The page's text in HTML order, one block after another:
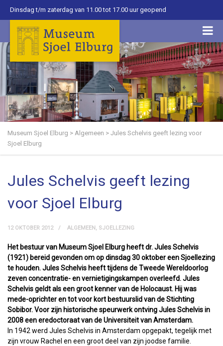
Dinsdag t/m zaterdag van 11.00 tot 17.00 uur geopend
Museum Sjoel Elburg > Algemeen > Jules Schelvis geeft lezing voor
Sjoel Elburg
Jules Schelvis geeft lezing
voor Sjoel Elburg
12 OKTOBER 2012 ALGEMEEN, SJOELLEZING
Het bestuur van Museum Sjoel Elburg heeft dr. Jules Schelvis
(1921) bereid gevonden om op dinsdag 30 oktober een Sjoellezing
te houden. Jules Schelvis heeft tijdens de Tweede Wereldoorlog
zeven concentratie- en vernietigingskampen overleefd. Jules
Schelvis geldt als een groot kenner van de Holocaust. Hij was
mede-oprichter en tot voor kort bestuurslid van de Stichting
Sobibor. Voor zijn historische speurwerk ontving Jules Schelvis in
2008 een eredoctoraat van de Universiteit van Amsterdam.
In 1942 werd Jules Schelvis in Amsterdam opgepakt, tegelijk met
zijn vrouw Rachel en een groot deel van zijn joodse familie.